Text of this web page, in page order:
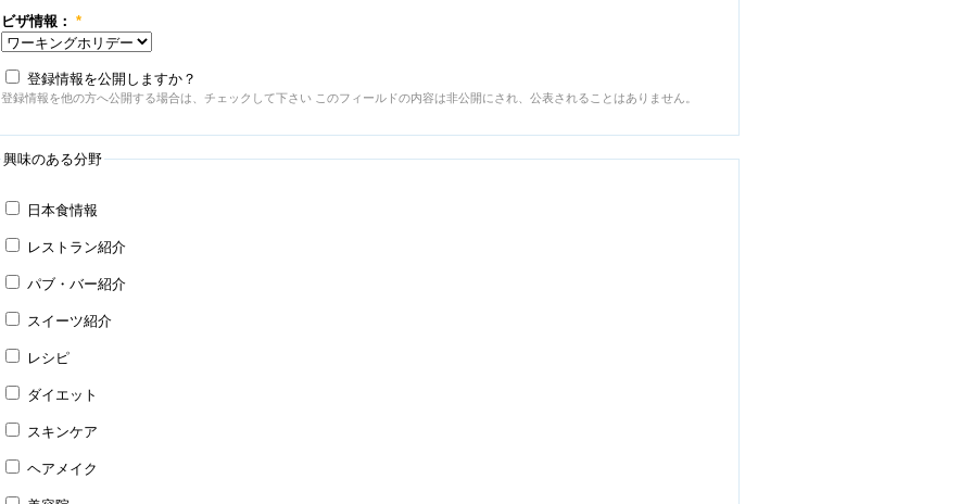
ビザ情報： *
登録情報を公開しますか？
登録情報を他の方へ公開する場合は、チェックして下さい このフィールドの内容は非公開にされ、公表されることはありません。
興味のある分野
日本食情報
レストラン紹介
パブ・バー紹介
スイーツ紹介
レシピ
ダイエット
スキンケア
ヘアメイク